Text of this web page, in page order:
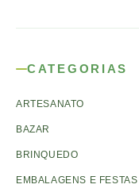
CATEGORIAS
ARTESANATO
BAZAR
BRINQUEDO
EMBALAGENS E FESTAS